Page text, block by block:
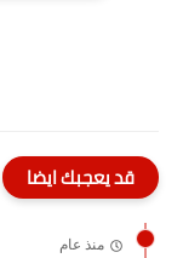
قد يعجبك ايضا
منذ عام